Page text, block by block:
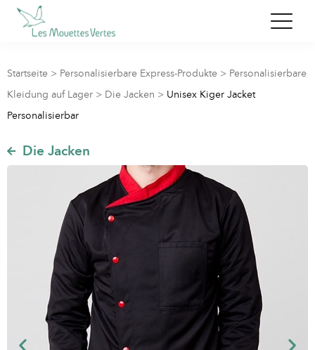
Startseite > Personalisierbare Express-Produkte > Personalisierbare
Kleidung auf Lager > Die Jacken > Unisex Kiger Jacket
Personalisierbar
Die Jacken